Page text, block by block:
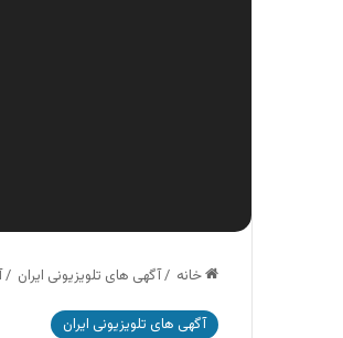
خانه /آگهی های تلویزیونی ایران /
آگهی های تلویزیونی ایران